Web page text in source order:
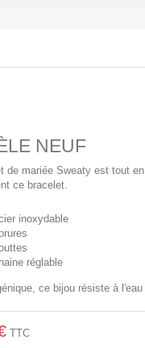
NEUF
de mariée Sweaty est tout
ce bracelet.
inoxydable
réglable
ce bijou résiste à
TTC